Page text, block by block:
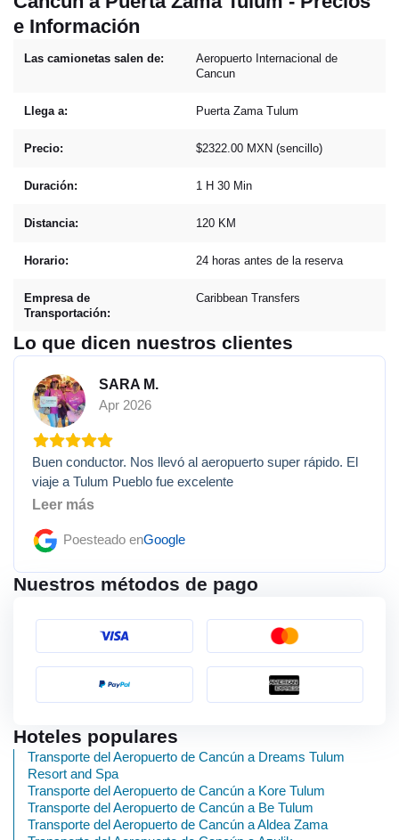
e Información
Las camionetas salen de:
Aeropuerto Internacional de
Cancun
Llega a: Puerta Zama Tulum
Precio: $2322.00 MXN (sencillo)
Duración: 1 H 30 Min
Distancia: 120 KM
Horario: 24 horas antes de la reserva
Empresa de
Transportación:
Caribbean Transfers
Lo que dicen nuestros clientes
SARA M.
Apr 2026
Buen conductor. Nos llevó al aeropuerto super rápido. El
viaje a Tulum Pueblo fue excelente
Leer más
Poesteado enGoogle
Nuestros métodos de pago
Hoteles populares
Transporte del Aeropuerto de Cancún a Dreams Tulum
Resort and Spa
Transporte del Aeropuerto de Cancún a Kore Tulum
Transporte del Aeropuerto de Cancún a Be Tulum
Transporte del Aeropuerto de Cancún a Aldea Zama